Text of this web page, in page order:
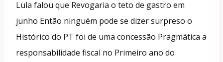
Lula falou que Revogaria o teto de gastro em
junho Então ninguém pode se dizer surpreso o
Histórico do PT foi de uma concessão Pragmática a
responsabilidade fiscal no Primeiro ano do